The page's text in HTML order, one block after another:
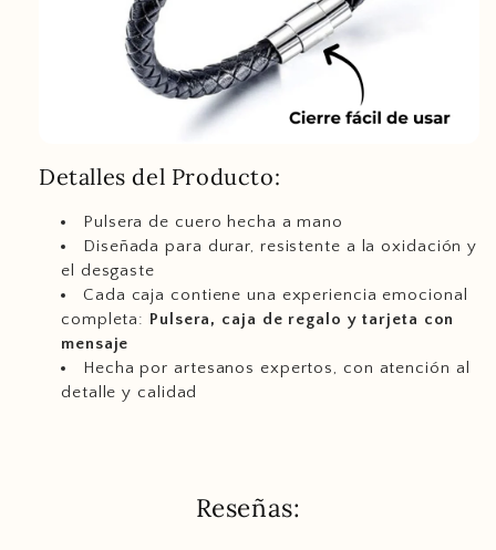
Detalles del Producto:
Pulsera de cuero hecha a mano
Diseñada para durar, resistente a la oxidación y
el desgaste
Cada caja contiene una experiencia emocional
completa: Pulsera, caja de regalo y tarjeta con
mensaje
Hecha por artesanos expertos, con atención al
detalle y calidad
Reseñas: